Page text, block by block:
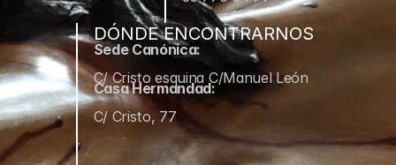
DÓNDE ENCONTRARNOS
Sede Canónica:
C/ Cristo esquina C/Manuel León
Casa Hermandad:
C/ Cristo, 77